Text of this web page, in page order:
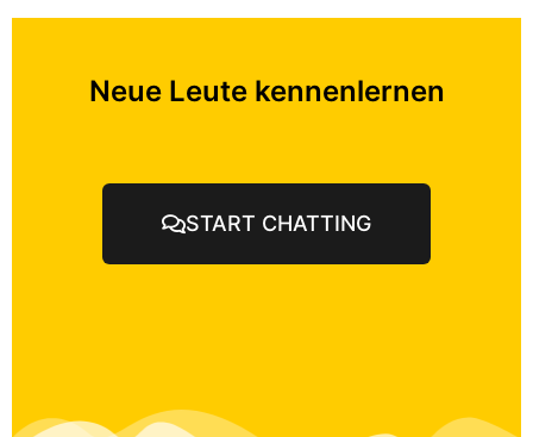
Neue Leute kennenlernen
START CHATTING